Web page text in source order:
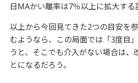
日MAかい離率は7％以上に拡大する
以上から今回見てきた2つの目安を
むようなら、この局面では「3度目
うと、そこでも介入がない場合は
とになるだろう。